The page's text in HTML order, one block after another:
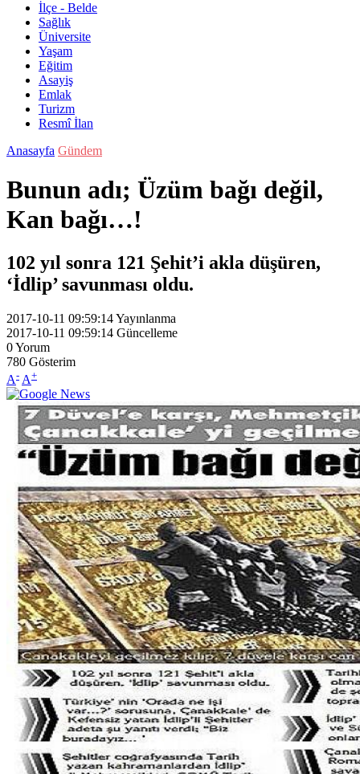
İlçe - Belde
Sağlık
Üniversite
Yaşam
Eğitim
Asayiş
Emlak
Turizm
Resmî İlan
Anasayfa Gündem
Bunun adı; Üzüm bağı değil,
Kan bağı…!
102 yıl sonra 121 Şehit’i akla düşüren,
‘İdlip’ savunması oldu.
2017-10-11 09:59:14Yayınlanma
2017-10-11 09:59:14 Güncelleme
0Yorum
780 Gösterim
A- A+